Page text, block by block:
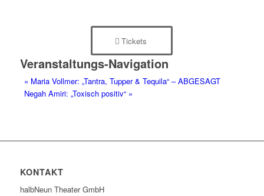
Tickets
Veranstaltungs-Navigation
« Maria Vollmer: „Tantra, Tupper & Tequila“ – ABGESAGT
Negah Amiri: „Toxisch positiv“ »
KONTAKT
halbNeun Theater GmbH